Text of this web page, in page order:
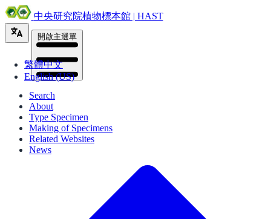
中央研究院植物標本館 | HAST
繁體中文
English (US)
開啟主選單
Search
About
Type Specimen
Making of Specimens
Related Websites
News